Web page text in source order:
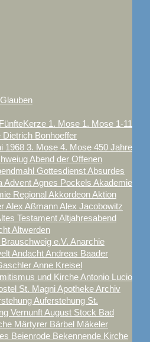
1. Mose 1. Mose 1-11
Dietrich Bonhoeffer
1968 3. Mose 4. Mose 450 Jahre
Abend der Offenen
GottesdienstAbsurdes
AdventAgnes Pockels Akademie
RegionalAkkordeonAktion
Alex AßmannAlex Jacobowitz
TestamentAltjahresabend
Altwerden
e.V. Anarchie
AndachtAndreas Baader
Anne Kreisel
und KircheAntonio Lucio
St. MagniApothekeArchiv
Auferstehung St.
VernunftAugust Stock Bad
Märtyrer Bärbel Mäkeler
Beienrode Bekennende Kirche